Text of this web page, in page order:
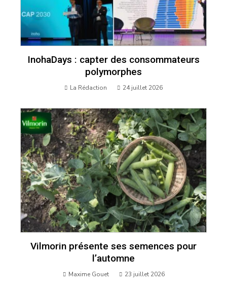
InohaDays : capter des consommateurs
polymorphes
La Rédaction 24 juillet 2026
Vilmorin présente ses semences pour
l’automne
Maxime Gouet 23 juillet 2026